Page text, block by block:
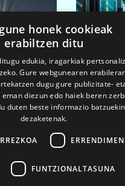
2026ko mar. 1a
honek cookieak
erabiltzen ditu
edukia, iragarkiak
Gure webgunearen
dugu gure publizitate-
eman diezun edo haiek beren
duten beste informazio
dezaketenak.
FUNTZIONALTASUNA